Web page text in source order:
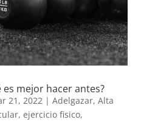
es mejor hacer antes?
21, 2022| Adelgazar, Alta
, ejercicio fisico,